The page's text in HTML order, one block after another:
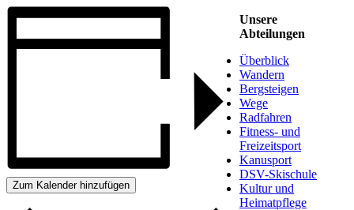
Zum Kalender hinzufügen
Unsere
Abteilungen
Überblick
Wandern
Bergsteigen
Wege
Radfahren
Fitness- und
Freizeitsport
Kanusport
DSV-Skischule
Kultur und
Heimatpflege